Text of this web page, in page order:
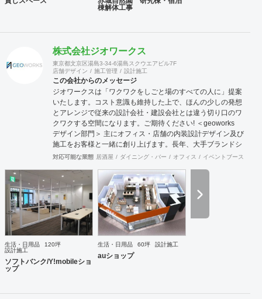
棟解体工事
株式会社ジオワークス
東京都文京区湯島3-34-6湯島スクウエアビル7F
店舗デザイン
施工管理 設計施工
この会社からのメッセージ
ジオワークスは「ワクワクをしごと場のすべての人に」提案
いたします。コスト意識も維持した上で、ほんの少しの発想
とアレンジで従来の設計会社・建設会社とは違う切り口のワ
クワクする空間になります。ご期待ください! ＜geoworks
デザイン部門＞ 主にオフィス・店舗の内装設計デザイン及び
施工をお客様と一緒に創り上げます。長年、大手ブランドシ
ョップ指定業者の施工知識もあり、商業施設、ロードサイ
team geoworks チーム:ジオワークス＞ 会社創業からの「内
装工事職」+「電気専門職」の自社施工チームがおります。
長年にわたり、クオリティー向上してまいりました。伝達・
理解スピードも速い為、結果、業界いち施工期間が速いと自
負しております。 対応可能エリア 関東・東北・東海・北
陸・関西・中国・九州エリア ※北海道・四国・沖縄・離島
は、要相談。実績あり。
対応可能な業態 居酒屋 ダイニング・バー オフィス イベントブース・シ
生活・日用品
120坪
設計施工
ソフトバンク/Y!mobileショ
ップ
生活・日用品 60坪 設計施工
auショップ